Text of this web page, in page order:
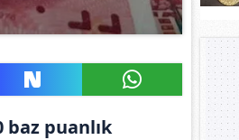
baz puanlık